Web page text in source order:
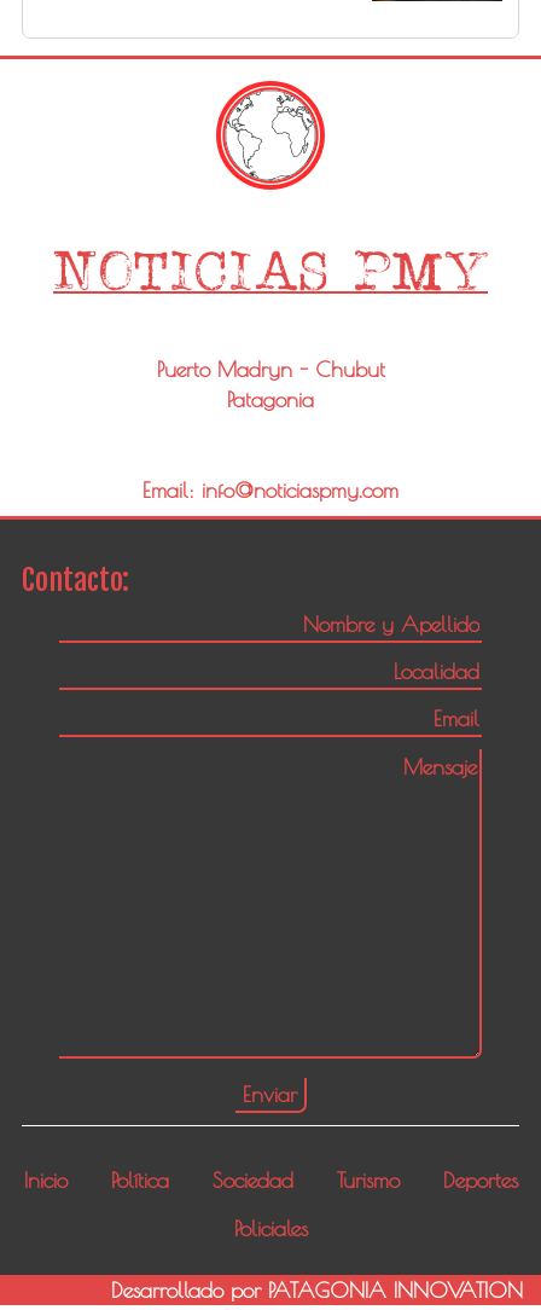
Puerto Madryn - Chubut
Patagonia
Email: info@noticiaspmy.com
Contacto:
Inicio Política Sociedad Turismo
Deportes
Policiales
Desarrollado por PATAGONIA INNOVATION